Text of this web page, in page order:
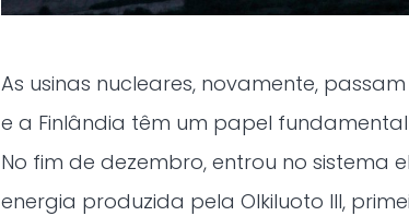
As usinas nucleares, novamente,
e a Finlândia têm um papel
No fim de dezembro, entrou no sistema
energia produzida pela Olkiluoto III,